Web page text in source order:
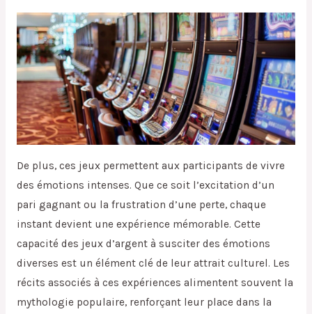
De plus, ces jeux permettent aux participants de vivre
des émotions intenses. Que ce soit l’excitation d’un
pari gagnant ou la frustration d’une perte, chaque
instant devient une expérience mémorable. Cette
capacité des jeux d’argent à susciter des émotions
diverses est un élément clé de leur attrait culturel. Les
récits associés à ces expériences alimentent souvent la
mythologie populaire, renforçant leur place dans la